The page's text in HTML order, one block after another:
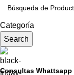
Categoría
Search
Consultas Whattsapp